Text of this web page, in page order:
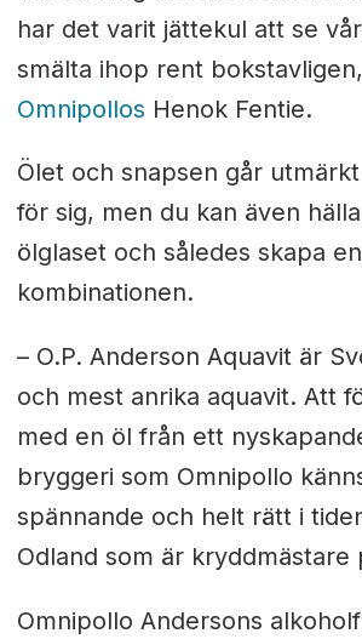
har det varit jättekul att se
smälta ihop rent
Omnipollos Henok Fentie.
Ölet och snapsen går
för sig, men du kan även
ölglaset och således skapa
kombinationen.
– O.P. Anderson Aquavit är
och mest anrika aquavit. Att
med en öl från ett
bryggeri som Omnipollo
spännande och helt rätt i
Odland som är kryddmästare
Omnipollo Andersons